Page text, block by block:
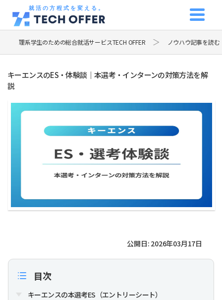
就活の方程式を変える。
理系学生のための総合就活サービスTECH OFFER ノウハウ記事を読む
キーエンスのES・体験談｜本選考・インターンの対策方法を解
説
公開日: 2026年03月17日
目次
キーエンスの本選考ES（エントリーシート）